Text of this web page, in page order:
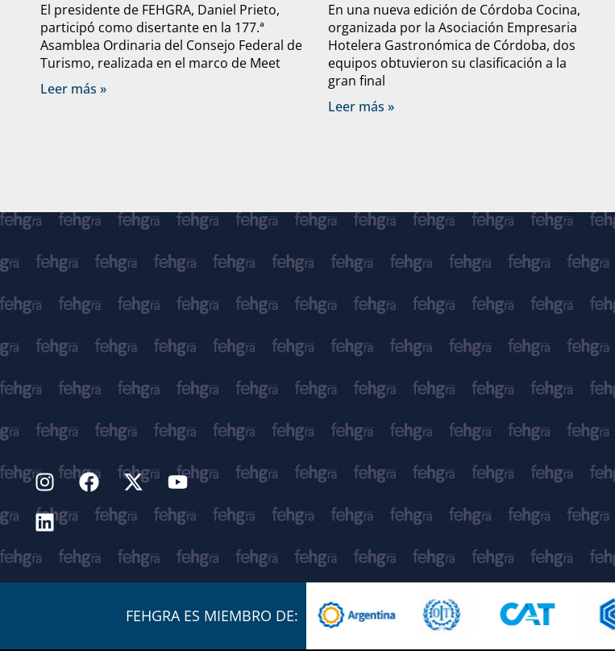
El presidente de FEHGRA, Daniel Prieto,
participó como disertante en la 177.ª
Asamblea Ordinaria del Consejo Federal de
Turismo, realizada en el marco de Meet
Leer más »
En una nueva edición de Córdoba Cocina,
organizada por la Asociación Empresaria
Hotelera Gastronómica de Córdoba, dos
equipos obtuvieron su clasificación a la
gran final
Leer más »
FEHGRA ES MIEMBRO DE: